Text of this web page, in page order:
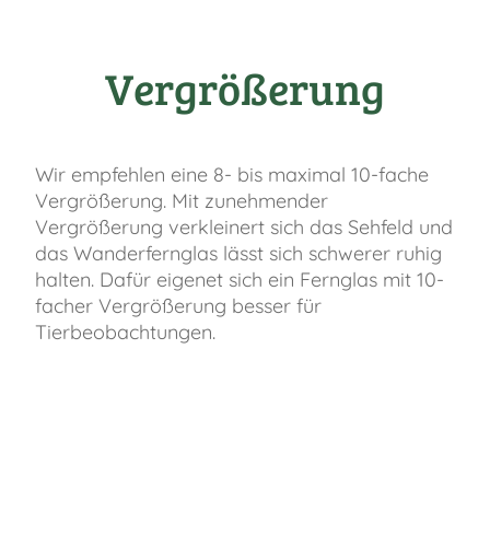
Vergrößerung
Wir empfehlen eine 8- bis maximal 10-fache
Vergrößerung. Mit zunehmender
Vergrößerung verkleinert sich das Sehfeld und
das Wanderfernglas lässt sich schwerer ruhig
halten. Dafür eigenet sich ein Fernglas mit 10-
facher Vergrößerung besser für
Tierbeobachtungen.